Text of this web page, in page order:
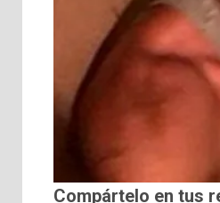
Compártelo en tus